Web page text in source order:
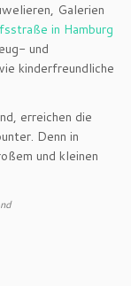
Galerien
in Hamburg
und
kinderfreundliche
erreichen die
Denn in
und kleinen